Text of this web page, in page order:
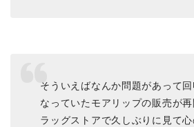
そういえばなんか問題があって
なっていたモアリップの販売が
ラッグストアで久しぶりに見て